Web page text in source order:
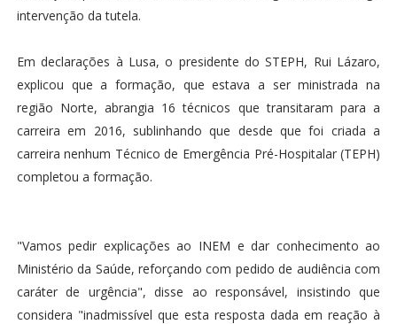
intervenção da tutela.
Em declarações à Lusa, o presidente do STEPH, Rui Lázaro,
explicou que a formação, que estava a ser ministrada na
região Norte, abrangia 16 técnicos que transitaram para a
carreira em 2016, sublinhando que desde que foi criada a
carreira nenhum Técnico de Emergência Pré-Hospitalar (TEPH)
completou a formação.
"Vamos pedir explicações ao INEM e dar conhecimento ao
Ministério da Saúde, reforçando com pedido de audiência com
caráter de urgência", disse ao responsável, insistindo que
considera "inadmissível que esta resposta dada em reação à